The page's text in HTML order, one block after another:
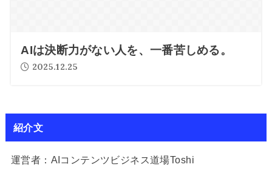
AIは決断力がない人を、一番苦しめる。
2025.12.25
紹介文
運営者：AIコンテンツビジネス道場Toshi